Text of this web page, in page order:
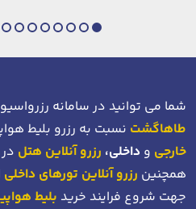
شما می توانید در سامانه
طاهاگشت نسبت به رزرو بلیط
خارجی و داخلی، رزرو آنلاین هتل
همچنین رزرو آنلاین تورهای داخلی
جهت شروع فرایند خرید بلیط